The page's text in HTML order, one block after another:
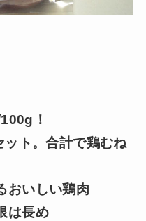
！
ット。合計で鶏むね
おいしい鶏肉
は長め